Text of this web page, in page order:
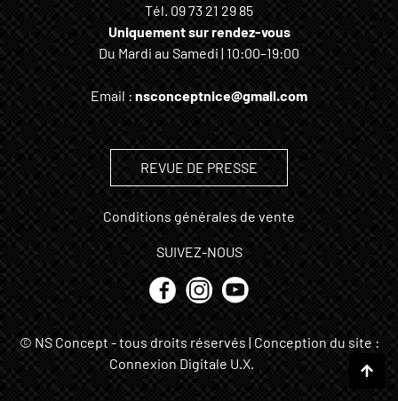
Tél. 09 73 21 29 85
Uniquement sur rendez-vous
Du Mardi au Samedi | 10:00–19:00
Email : nsconceptnice@gmail.com
REVUE DE PRESSE
Conditions générales de vente
SUIVEZ-NOUS
© NS Concept - tous droits réservés | Conception du site :
Connexion Digitale U.X.